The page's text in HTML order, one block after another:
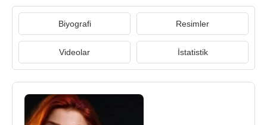
Biyografi Resimler
Videolar İstatistik